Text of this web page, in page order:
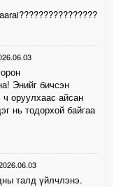
Энийг бичсэн
оруулхаас айсан
нь тодорхой байгаа
талд үйлчлэнэ.